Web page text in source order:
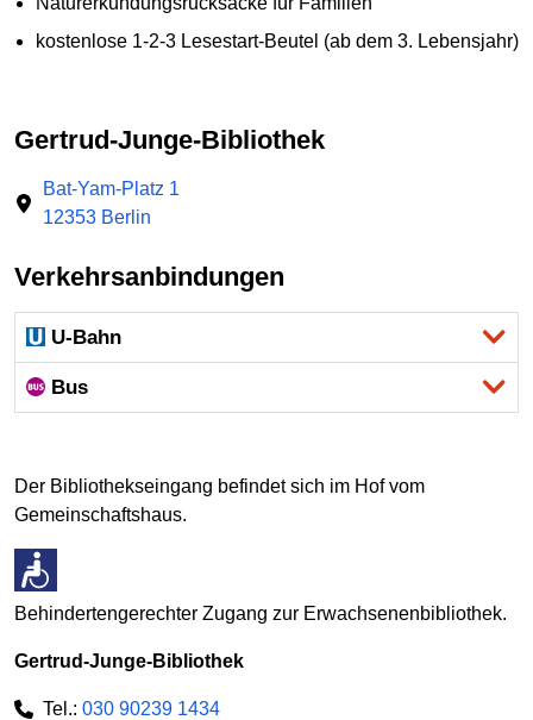
kostenlose 1-2-3 Lesestart-Beutel (ab dem 3. Lebensjahr)
Gertrud-Junge-Bibliothek
Bat-Yam-Platz 1
12353 Berlin
Verkehrsanbindungen
U-Bahn
Bus
Der Bibliothekseingang befindet sich im Hof vom
Gemeinschaftshaus.
Behindertengerechter Zugang zur Erwachsenenbibliothek.
Gertrud-Junge-Bibliothek
Tel.: 030 90239 1434